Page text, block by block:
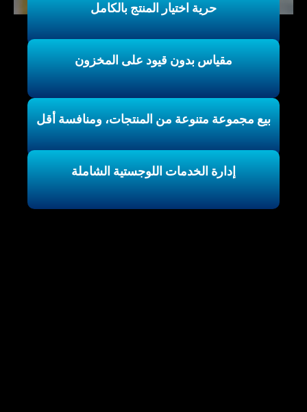
حرية اختيار المنتج بالكامل
مقياس بدون قيود على المخزون
بيع مجموعة متنوعة من المنتجات، ومنافسة أقل
إدارة الخدمات اللوجستية الشاملة